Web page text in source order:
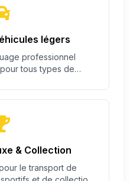
légers
professionnel
tous types de
& Collection
le transport de